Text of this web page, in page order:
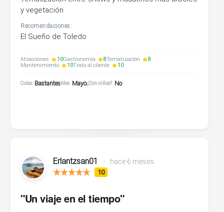
y vegetación
Recomendaciones:
El Sueño de Toledo
Atracciones 10Gastronomía 8Tematización
8
Mantenimiento
10Trato al cliente 10
Colas BastantesMes Mayo¿Con niños? No
Erlantzsan01 • hace 6 meses
10
"Un viaje en el tiempo"